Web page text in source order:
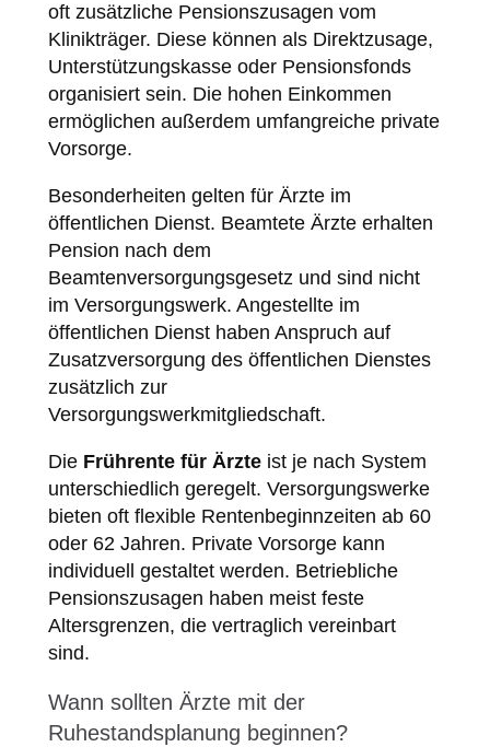
oft zusätzliche Pensionszusagen vom
Klinikträger. Diese können als Direktzusage,
Unterstützungskasse oder Pensionsfonds
organisiert sein. Die hohen Einkommen
ermöglichen außerdem umfangreiche private
Vorsorge.
Besonderheiten gelten für Ärzte im
öffentlichen Dienst. Beamtete Ärzte erhalten
Pension nach dem
Beamtenversorgungsgesetz und sind nicht
im Versorgungswerk. Angestellte im
öffentlichen Dienst haben Anspruch auf
Zusatzversorgung des öffentlichen Dienstes
zusätzlich zur
Versorgungswerkmitgliedschaft.
Die Frührente für Ärzteist je nach System
unterschiedlich geregelt. Versorgungswerke
bieten oft flexible Rentenbeginnzeiten ab 60
oder 62 Jahren. Private Vorsorge kann
individuell gestaltet werden. Betriebliche
Pensionszusagen haben meist feste
Altersgrenzen, die vertraglich vereinbart
sind.
Wann sollten Ärzte mit der
Ruhestandsplanung beginnen?